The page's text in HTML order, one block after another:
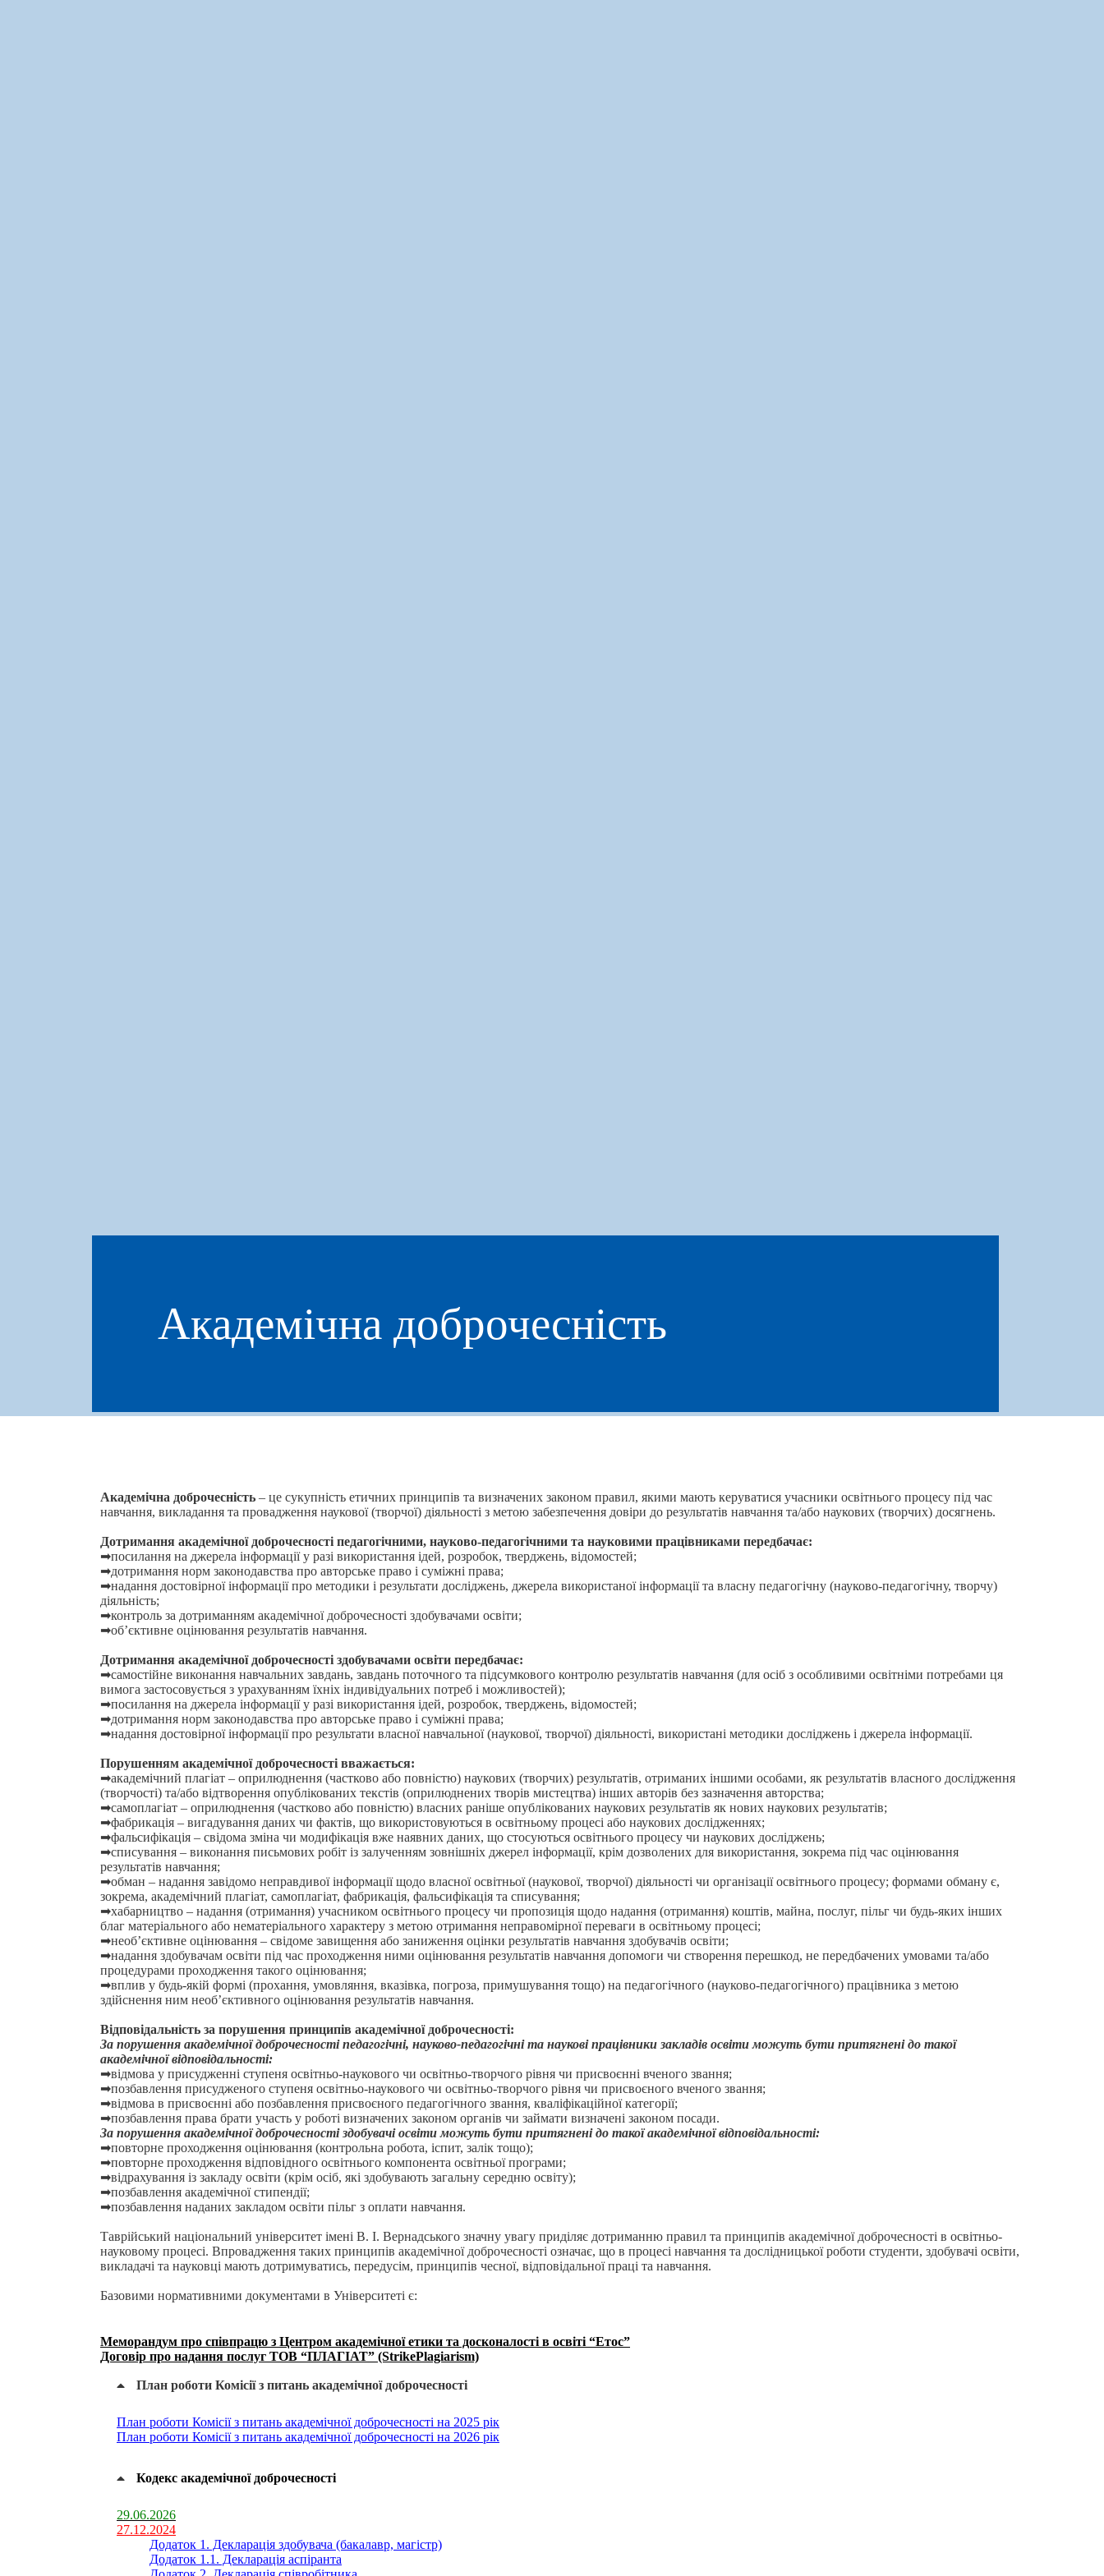
Академічна доброчесність
Академічна доброчесність – це сукупність етичних принципів та визначених законом правил, якими мають керуватися учасники освітнього процесу під час
навчання, викладання та провадження наукової (творчої) діяльності з метою забезпечення довіри до результатів навчання та/або наукових (творчих) досягнень.
Дотримання академічної доброчесності педагогічними, науково-педагогічними та науковими працівниками передбачає:
➡посилання на джерела інформації у разі використання ідей, розробок, тверджень, відомостей;
➡дотримання норм законодавства про авторське право і суміжні права;
➡надання достовірної інформації про методики і результати досліджень, джерела використаної інформації та власну педагогічну (науково-педагогічну, творчу)
діяльність;
➡контроль за дотриманням академічної доброчесності здобувачами освіти;
➡об’єктивне оцінювання результатів навчання.
Дотримання академічної доброчесності здобувачами освіти передбачає:
➡самостійне виконання навчальних завдань, завдань поточного та підсумкового контролю результатів навчання (для осіб з особливими освітніми потребами ця
вимога застосовується з урахуванням їхніх індивідуальних потреб і можливостей);
➡посилання на джерела інформації у разі використання ідей, розробок, тверджень, відомостей;
➡дотримання норм законодавства про авторське право і суміжні права;
➡надання достовірної інформації про результати власної навчальної (наукової, творчої) діяльності, використані методики досліджень і джерела інформації.
Порушенням академічної доброчесності вважається:
➡академічний плагіат – оприлюднення (частково або повністю) наукових (творчих) результатів, отриманих іншими особами, як результатів власного дослідження
(творчості) та/або відтворення опублікованих текстів (оприлюднених творів мистецтва) інших авторів без зазначення авторства;
➡самоплагіат – оприлюднення (частково або повністю) власних раніше опублікованих наукових результатів як нових наукових результатів;
➡фабрикація – вигадування даних чи фактів, що використовуються в освітньому процесі або наукових дослідженнях;
➡фальсифікація – свідома зміна чи модифікація вже наявних даних, що стосуються освітнього процесу чи наукових досліджень;
➡списування – виконання письмових робіт із залученням зовнішніх джерел інформації, крім дозволених для використання, зокрема під час оцінювання
результатів навчання;
➡обман – надання завідомо неправдивої інформації щодо власної освітньої (наукової, творчої) діяльності чи організації освітнього процесу; формами обману є,
зокрема, академічний плагіат, самоплагіат, фабрикація, фальсифікація та списування;
➡хабарництво – надання (отримання) учасником освітнього процесу чи пропозиція щодо надання (отримання) коштів, майна, послуг, пільг чи будь-яких інших
благ матеріального або нематеріального характеру з метою отримання неправомірної переваги в освітньому процесі;
➡необ’єктивне оцінювання – свідоме завищення або заниження оцінки результатів навчання здобувачів освіти;
➡надання здобувачам освіти під час проходження ними оцінювання результатів навчання допомоги чи створення перешкод, не передбачених умовами та/або
процедурами проходження такого оцінювання;
➡вплив у будь-якій формі (прохання, умовляння, вказівка, погроза, примушування тощо) на педагогічного (науково-педагогічного) працівника з метою
здійснення ним необ’єктивного оцінювання результатів навчання.
Відповідальність за порушення принципів академічної доброчесності:
За порушення академічної доброчесності педагогічні, науково-педагогічні та наукові працівники закладів освіти можуть бути притягнені до такої
академічної відповідальності:
➡відмова у присудженні ступеня освітньо-наукового чи освітньо-творчого рівня чи присвоєнні вченого звання;
➡позбавлення присудженого ступеня освітньо-наукового чи освітньо-творчого рівня чи присвоєного вченого звання;
➡відмова в присвоєнні або позбавлення присвоєного педагогічного звання, кваліфікаційної категорії;
➡позбавлення права брати участь у роботі визначених законом органів чи займати визначені законом посади.
За порушення академічної доброчесності здобувачі освіти можуть бути притягнені до такої академічної відповідальності:
➡повторне проходження оцінювання (контрольна робота, іспит, залік тощо);
➡повторне проходження відповідного освітнього компонента освітньої програми;
➡відрахування із закладу освіти (крім осіб, які здобувають загальну середню освіту);
➡позбавлення академічної стипендії;
➡позбавлення наданих закладом освіти пільг з оплати навчання.
Таврійський національний університет імені В. І. Вернадського значну увагу приділяє дотриманню правил та принципів академічної доброчесності в освітньо-
науковому процесі. Впровадження таких принципів академічної доброчесності означає, що в процесі навчання та дослідницької роботи студенти, здобувачі освіти,
викладачі та науковці мають дотримуватись, передусім, принципів чесної, відповідальної праці та навчання.
Базовими нормативними документами в Університеті є:
Меморандум про співпрацю з Центром академічної етики та досконалості в освіті “Етос”
Договір про надання послуг ТОВ “ПЛАГІАТ” (StrikePlagiarism)
План роботи Комісії з питань академічної доброчесності
План роботи Комісії з питань академічної доброчесності на 2025 рік
План роботи Комісії з питань академічної доброчесності на 2026 рік
Кодекс академічної доброчесності
29.06.2026
27.12.2024
Додаток 1. Декларація здобувача (бакалавр, магістр)
Додаток 1.1. Декларація аспіранта